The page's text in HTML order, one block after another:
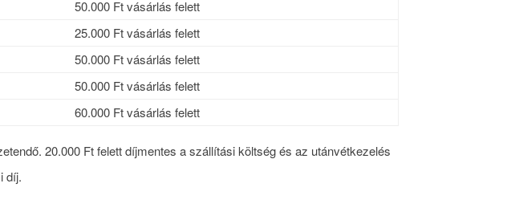
50.000 Ft vásárlás felett
25.000 Ft vásárlás felett
50.000 Ft vásárlás felett
50.000 Ft vásárlás felett
60.000 Ft vásárlás felett
20.000 Ft felett díjmentes a szállítási költség és az utánvétkezelés
díj.